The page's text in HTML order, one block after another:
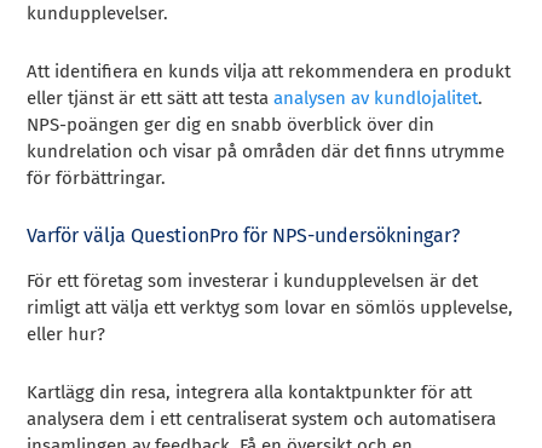
kundupplevelser.
Att identifiera en kunds vilja att rekommendera en produkt
eller tjänst är ett sätt att testaanalysen av kundlojalitet.
NPS-poängen ger dig en snabb överblick över din
kundrelation och visar på områden där det finns utrymme
för förbättringar.
Varför välja QuestionPro för NPS-undersökningar?
För ett företag som investerar i kundupplevelsen är det
rimligt att välja ett verktyg som lovar en sömlös upplevelse,
eller hur?
Kartlägg din resa, integrera alla kontaktpunkter för att
analysera dem i ett centraliserat system och automatisera